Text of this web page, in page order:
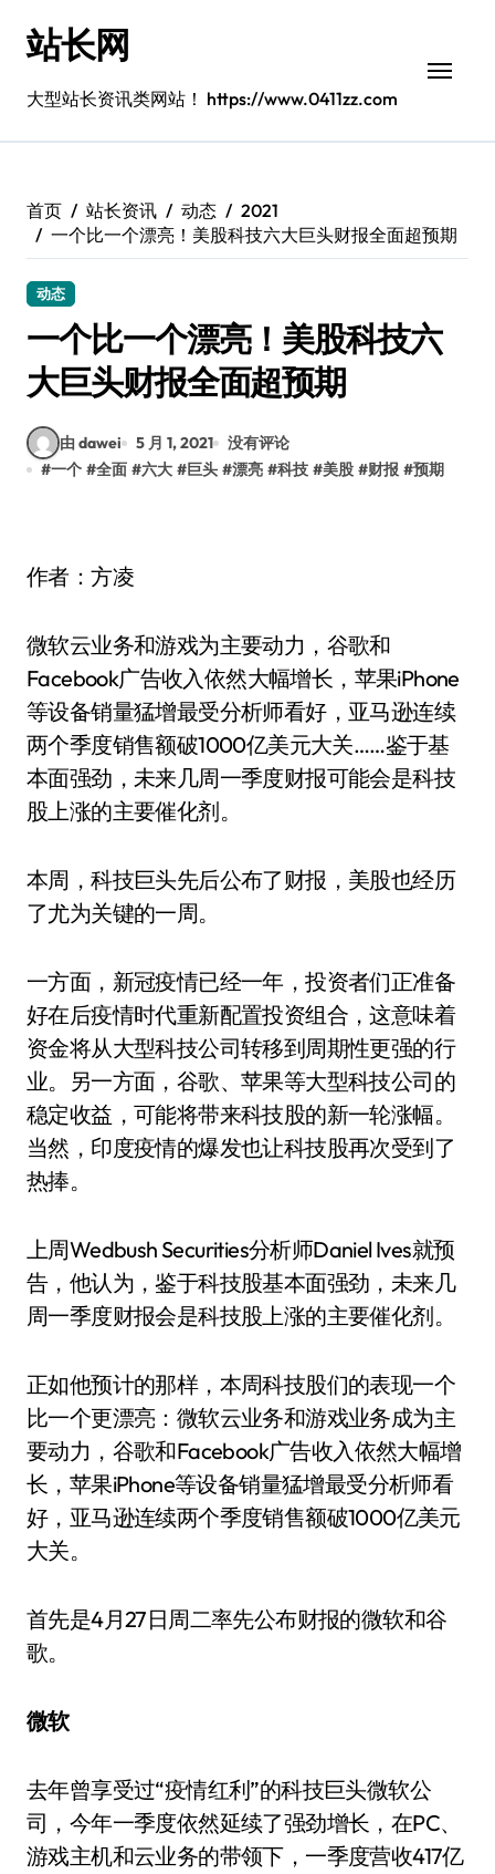
站长网
大型站长资讯类网站！ https://www.0411zz.com
首页 站长资讯 动态
2021
一个比一个漂亮！美股科技六大巨头财报全面超预期
动态
一个比一个漂亮！美股科技六
大巨头财报全面超预期
由 dawei 5 月 1, 2021
没有评论
#一个 #全面 #六大 #巨头 #漂亮 #科技 #美股 #财报 #预期
作者：方凌
微软云业务和游戏为主要动力，谷歌和
Facebook广告收入依然大幅增长，苹果iPhone
等设备销量猛增最受分析师看好，亚马逊连续
两个季度销售额破1000亿美元大关……鉴于基
本面强劲，未来几周一季度财报可能会是科技
股上涨的主要催化剂。
本周，科技巨头先后公布了财报，美股也经历
了尤为关键的一周。
一方面，新冠疫情已经一年，投资者们正准备
好在后疫情时代重新配置投资组合，这意味着
资金将从大型科技公司转移到周期性更强的行
业。另一方面，谷歌、苹果等大型科技公司的
稳定收益，可能将带来科技股的新一轮涨幅。
当然，印度疫情的爆发也让科技股再次受到了
热捧。
上周Wedbush Securities分析师Daniel Ives就预
告，他认为，鉴于科技股基本面强劲，未来几
周一季度财报会是科技股上涨的主要催化剂。
正如他预计的那样，本周科技股们的表现一个
比一个更漂亮：微软云业务和游戏业务成为主
要动力，谷歌和Facebook广告收入依然大幅增
长，苹果iPhone等设备销量猛增最受分析师看
好，亚马逊连续两个季度销售额破1000亿美元
大关。
首先是4月27日周二率先公布财报的微软和谷
歌。
微软
去年曾享受过“疫情红利”的科技巨头微软公
司，今年一季度依然延续了强劲增长，在PC、
游戏主机和云业务的带领下，一季度营收417亿